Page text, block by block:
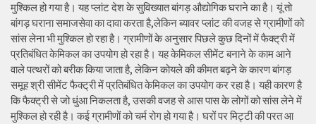
मुश्किल हो गया है। यह प्लांट देश के सुविख्यात बांगड़ औद्योगिक घराने का है। यूं तो
बांगड़ घराना समाजसेवा का दावा करता है,लेकिन ब्यावर प्लांट की वजह से ग्रामीणों को
सांस लेना भी मुश्किल हो रहा है। ग्रामीणों के अनुसार पिछले कुछ दिनों में फैक्ट्री में
प्रतिबंधित केमिकल का उपयोग हो रहा है। यह केमिकल सीमेंट बनाने के काम आने
वाले पत्थरों को बरीक किया जाता है, लेकिन कोयले की कीमत बढ़ने के कारण बांगड़
समूह श्री सीमेंट फैक्ट्री में प्रतिबंधित केमिकल का उपयोग कर रहा है। यही कारण है
कि फैक्ट्री से जो धुंआ निकलता है, उसकी वजह से आस पास के लोगों को सांस लेने में
मुश्किल हो रही है। कई ग्रामीणों को चर्म रोग हो गया है। घरों पर मिट्टी की परत आ